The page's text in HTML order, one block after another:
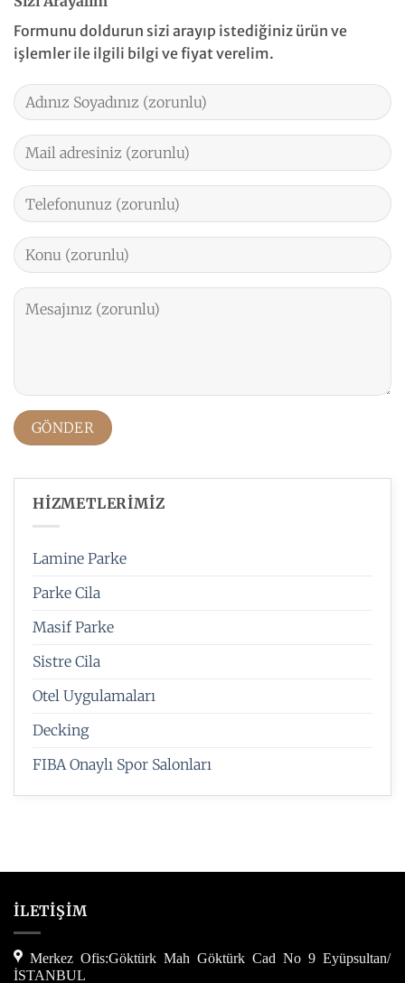
Formunu doldurun sizi arayıp istediğiniz ürün ve
işlemler ile ilgili bilgi ve fiyat verelim.
HİZMETLERİMİZ
Lamine Parke
Parke Cila
Masif Parke
Sistre Cila
Otel Uygulamaları
Decking
FIBA Onaylı Spor Salonları
İLETİŞİM
Merkez Ofis:Göktürk Mah Göktürk Cad No 9 Eyüpsultan/
İSTANBUL